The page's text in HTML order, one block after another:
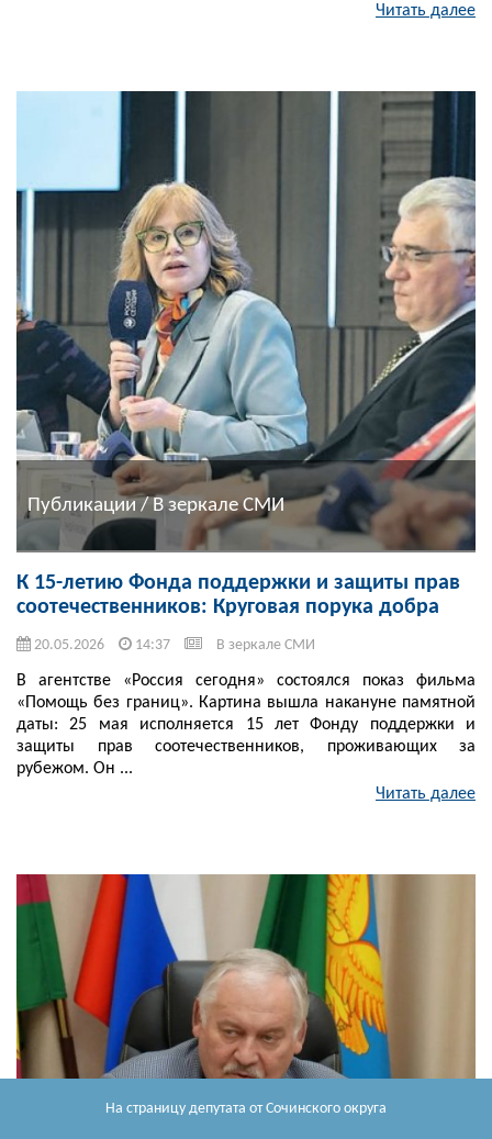
На страницу депутата от Сочинского округа
Читать далее
Публикации / В зеркале СМИ
К 15-летию Фонда поддержки и защиты прав
соотечественников: Круговая порука добра
20.05.2026 14:37 В зеркале СМИ
В агентстве «Россия сегодня» состоялся показ фильма
«Помощь без границ». Картина вышла накануне памятной
даты: 25 мая исполняется 15 лет Фонду поддержки и
защиты прав соотечественников, проживающих за
рубежом. Он ...
Читать далее